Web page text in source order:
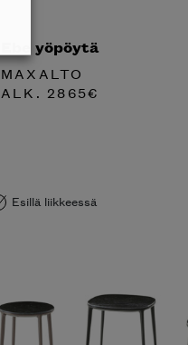
Ebe yöpöytä
MAXALTO
ALK. 2865€
Esillä liikkeessä